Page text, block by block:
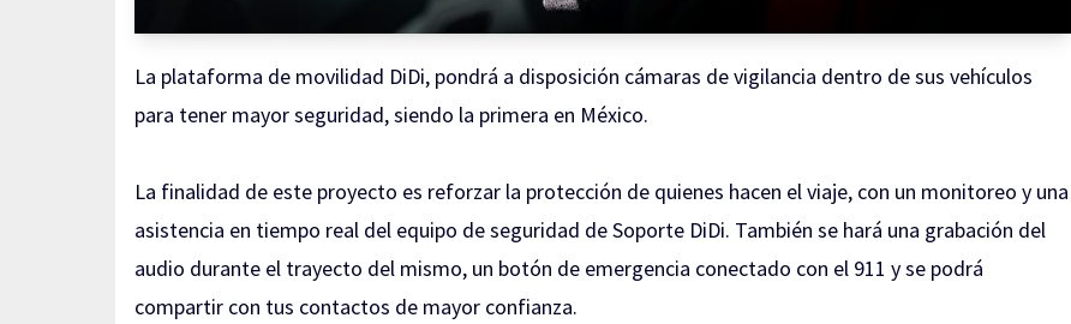
La plataforma de movilidad DiDi, pondrá a disposición cámaras de vigilancia dentro de sus vehículos
para tener mayor seguridad, siendo la primera en México.
La finalidad de este proyecto es reforzar la protección de quienes hacen el viaje, con un monitoreo y una
asistencia en tiempo real del equipo de seguridad de Soporte DiDi. También se hará una grabación del
audio durante el trayecto del mismo, un botón de emergencia conectado con el 911 y se podrá
compartir con tus contactos de mayor confianza.